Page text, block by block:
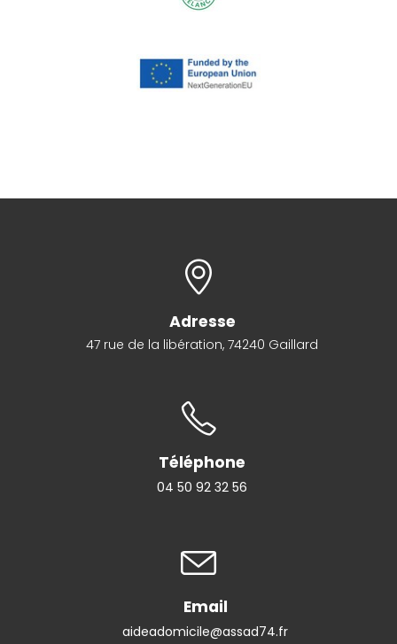
Adresse
47 rue de la libération, 74240 Gaillard
Téléphone
04 50 92 32 56
Email
aideadomicile@assad74.fr